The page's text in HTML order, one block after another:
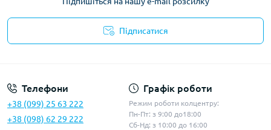
Підписатися
Телефони
+38 (099) 25 63 222
+38 (098) 62 29 222
Графік роботи
Режим роботи колцентру:
Пн-Пт: з 9:00 до18:00
Сб-Нд: з 10:00 до 16:00